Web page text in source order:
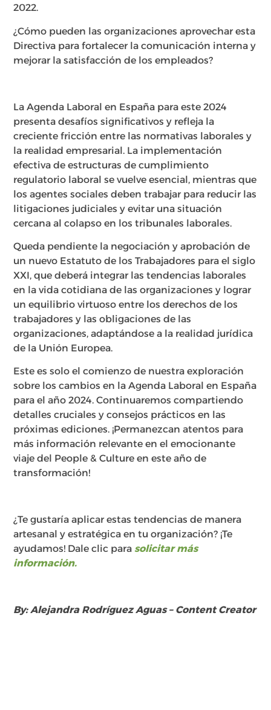
2022.
¿Cómo pueden las organizaciones aprovechar esta
Directiva para fortalecer la comunicación interna y
mejorar la satisfacción de los empleados?
La Agenda Laboral en España para este 2024
presenta desafíos significativos y refleja la
creciente fricción entre las normativas laborales y
la realidad empresarial. La implementación
efectiva de estructuras de cumplimiento
regulatorio laboral se vuelve esencial, mientras que
los agentes sociales deben trabajar para reducir las
litigaciones judiciales y evitar una situación
cercana al colapso en los tribunales laborales.
Queda pendiente la negociación y aprobación de
un nuevo Estatuto de los Trabajadores para el siglo
XXI, que deberá integrar las tendencias laborales
en la vida cotidiana de las organizaciones y lograr
un equilibrio virtuoso entre los derechos de los
trabajadores y las obligaciones de las
organizaciones, adaptándose a la realidad jurídica
de la Unión Europea.
Este es solo el comienzo de nuestra exploración
sobre los cambios en la Agenda Laboral en España
para el año 2024. Continuaremos compartiendo
detalles cruciales y consejos prácticos en las
próximas ediciones. ¡Permanezcan atentos para
más información relevante en el emocionante
viaje del People & Culture en este año de
transformación!
¿Te gustaría aplicar estas tendencias de manera
artesanal y estratégica en tu organización? ¡Te
ayudamos! Dale clic parasolicitar más
información.
By: Alejandra Rodríguez Aguas – Content Creator